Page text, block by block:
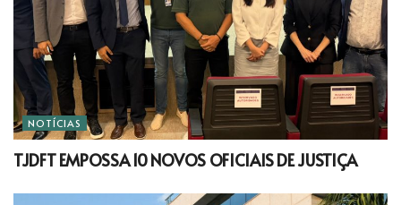
NOTÍCIAS
TJDFT EMPOSSA 10 NOVOS OFICIAIS DE JUSTIÇA